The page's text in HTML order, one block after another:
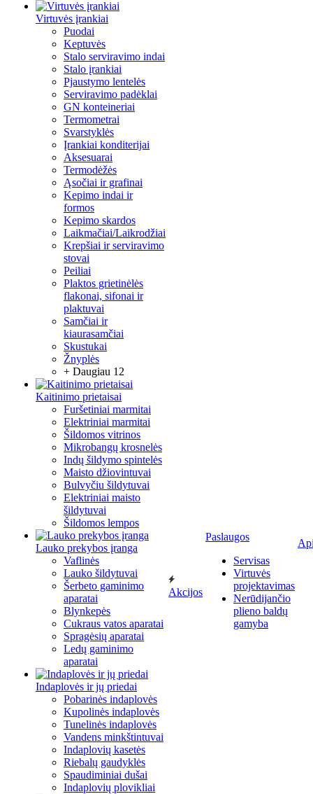
Virtuvės įrankiai
Puodai
Keptuvės
Stalo serviravimo indai
Stalo įrankiai
Pjaustymo lentelės
Serviravimo padėklai
GN konteineriai
Termometrai
Svarstyklės
Įrankiai konditerijai
Aksesuarai
Termodėžės
Ąsočiai ir grafinai
Kepimo indai ir
formos
Kepimo skardos
Laikmačiai/Laikrodžiai
Krepšiai ir serviravimo
stovai
Peiliai
Plaktos grietinėlės
flakonai, sifonai ir
plaktuvai
Samčiai ir
kiaurasamčiai
Skustukai
Žnyplės
+ Daugiau 12
Kaitinimo prietaisai
Furšetiniai marmitai
Elektriniai marmitai
Šildomos vitrinos
Mikrobangų krosnelės
Indų šildymo spintelės
Maisto džiovintuvai
Bulvyčiu šildytuvai
Elektriniai maisto
šildytuvai
Šildomos lempos
Lauko prekybos įranga
Vaflinės
Lauko šildytuvai
Šerbeto gaminimo
aparatai
Blynkepės
Cukraus vatos aparatai
Spragėsių aparatai
Ledų gaminimo
aparatai
Indaplovės ir jų priedai
Pobarinės indaplovės
Kupolinės indaplovės
Tunelinės indaplovės
Vandens minkštintuvai
Indaplovių kasetės
Riebalų gaudyklės
Spaudiminiai dušai
Indaplovių plovikliai
Akcijos
Paslaugos
Servisas
Virtuvės
projektavimas
Nerūdijančio
plieno baldų
gamyba